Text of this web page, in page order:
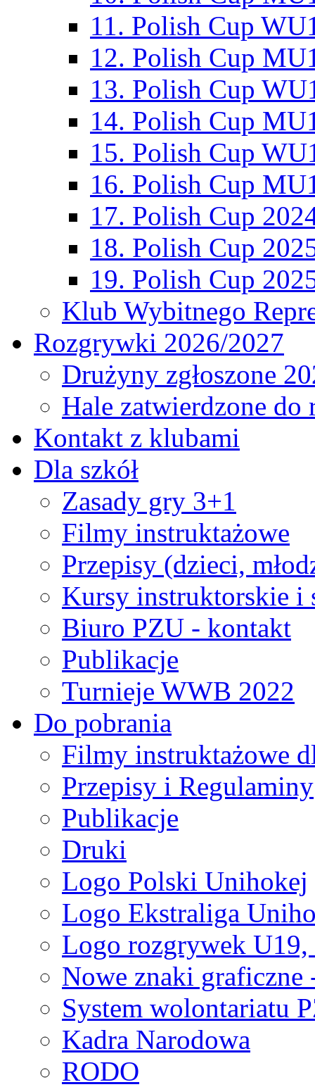
11. Polish Cup
12. Polish Cup
13. Polish Cup
14. Polish Cup
15. Polish Cup
16. Polish Cup
17. Polish Cup
18. Polish Cup
19. Polish Cup
Klub Wybitnego
Rozgrywki 2026/2027
Drużyny zgłoszone
Hale zatwierdzone
Kontakt z klubami
Dla szkół
Zasady gry 3+1
Filmy instruktażowe
Przepisy (dzieci,
Kursy instruktorskie i
Biuro PZU - kontakt
Publikacje
Turnieje WWB 2022
Do pobrania
Filmy instruktażowe
Przepisy i Regulaminy
Publikacje
Druki
Logo Polski Unihokej
Logo Ekstraliga
Logo rozgrywek
Nowe znaki graficzne
System wolontariatu
Kadra Narodowa
RODO